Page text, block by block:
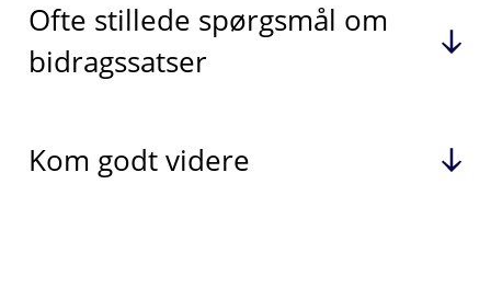
Ofte stillede spørgsmål om
bidragssatser
Kom godt videre